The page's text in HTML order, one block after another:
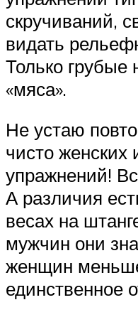
скручиваний,
видать
Только грубые
«мяса».
Не устаю
чисто женских
упражнений!
А различия
весах на
мужчин они
женщин
единственное